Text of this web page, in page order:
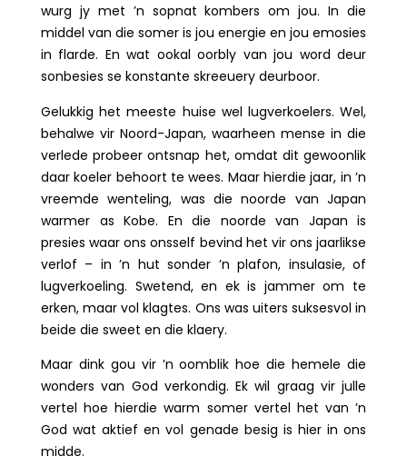
wurg jy met ’n sopnat kombers om jou. In die
middel van die somer is jou energie en jou emosies
in flarde. En wat ookal oorbly van jou word deur
sonbesies se konstante skreeuery deurboor.
Gelukkig het meeste huise wel lugverkoelers. Wel,
behalwe vir Noord-Japan, waarheen mense in die
verlede probeer ontsnap het, omdat dit gewoonlik
daar koeler behoort te wees. Maar hierdie jaar, in ’n
vreemde wenteling, was die noorde van Japan
warmer as Kobe. En die noorde van Japan is
presies waar ons onsself bevind het vir ons jaarlikse
verlof – in ’n hut sonder ’n plafon, insulasie, of
lugverkoeling. Swetend, en ek is jammer om te
erken, maar vol klagtes. Ons was uiters suksesvol in
beide die sweet en die klaery.
Maar dink gou vir ’n oomblik hoe die hemele die
wonders van God verkondig. Ek wil graag vir julle
vertel hoe hierdie warm somer vertel het van ’n
God wat aktief en vol genade besig is hier in ons
midde.